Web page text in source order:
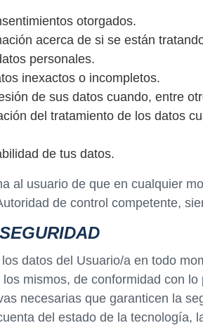
otorgados.
acerca de si se están
personales.
inexactos o incompletos.
de sus datos cuando, entre
del tratamiento de los datos
de tus datos.
al usuario de que en cualquier
de control competente,
datos del Usuario/a en todo
mismos, de conformidad con
necesarias que garanticen la
del estado de la tecnología,